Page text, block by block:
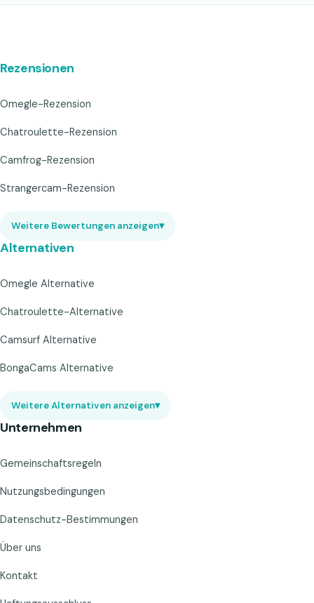
Rezensionen
Omegle-Rezension
Chatroulette-Rezension
Camfrog-Rezension
Strangercam-Rezension
Weitere Bewertungen anzeigen▾
Alternativen
Omegle Alternative
Chatroulette-Alternative
Camsurf Alternative
BongaCams Alternative
Weitere Alternativen anzeigen▾
Unternehmen
Gemeinschaftsregeln
Nutzungsbedingungen
Datenschutz-Bestimmungen
Über uns
Kontakt